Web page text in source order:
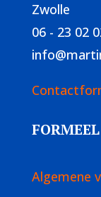
Zwolle
06 - 23 02
FORMEEL
Algemene